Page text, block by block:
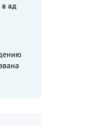
в ад